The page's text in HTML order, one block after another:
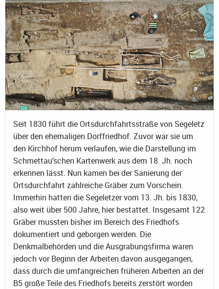
Seit 1830 führt die Ortsdurchfahrtsstraße von Segeletz
über den ehemaligen Dorffriedhof. Zuvor war sie um
den Kirchhof herum verlaufen, wie die Darstellung im
Schmettau'schen Kartenwerk aus dem 18. Jh. noch
erkennen lässt. Nun kamen bei der Sanierung der
Ortsdurchfahrt zahlreiche Gräber zum Vorschein.
Immerhin hatten die Segeletzer vom 13. Jh. bis 1830,
also weit über 500 Jahre, hier bestattet. Insgesamt 122
Gräber mussten bisher im Bereich des Friedhofs
dokumentiert und geborgen werden. Die
Denkmalbehörden und die Ausgrabungsfirma waren
jedoch vor Beginn der Arbeiten davon ausgegangen,
dass durch die umfangreichen früheren Arbeiten an der
B5 große Teile des Friedhofs bereits zerstört worden